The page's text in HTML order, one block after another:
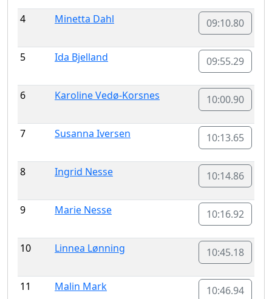
4 Minetta Dahl 09:10.80
5 Ida Bjelland 09:55.29
6 Karoline Vedø-Korsnes 10:00.90
7 Susanna Iversen 10:13.65
8 Ingrid Nesse 10:14.86
9 Marie Nesse 10:16.92
10 Linnea Lønning 10:45.18
11 Malin Mark 10:46.94